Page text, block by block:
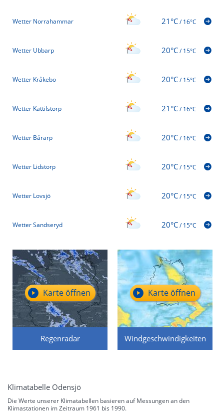
Wetter Norrahammar 21°C/16°C
Wetter Ubbarp 20°C/15°C
Wetter Kråkebo 20°C/15°C
Wetter Kättilstorp 21°C/16°C
Wetter Bårarp 20°C/16°C
Wetter Lidstorp 20°C/15°C
Wetter Lovsjö 20°C/15°C
Wetter Sandseryd 20°C/15°C
Regenradar
Karte öffnen
Windgeschwindigkeiten
Karte öffnen
Klimatabelle Odensjö
Die Werte unserer Klimatabellen basieren auf Messungen an den
Klimastationen im Zeitraum 1961 bis 1990.